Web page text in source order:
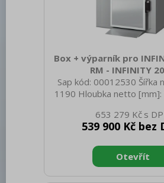
Box + výparník pro
RM - INFINITY
Sap kód: 00012530 Šířka
1190 Hloubka netto [mm]:
518.00 Šířka brutto [mm]:
brutto [mm]: 2310 Výška
spotřebiče: Elektrické
AISI 304 Vnější barva
Příkon elektrický [kW]:
653 279 Kč
539 900 Kč bez